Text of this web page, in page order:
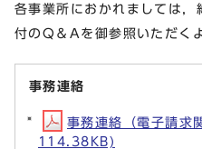
各事業所におかれましては，
付のQ＆Aを御参照いただく
事務連絡
事務連絡（電子請求
114.38KB)